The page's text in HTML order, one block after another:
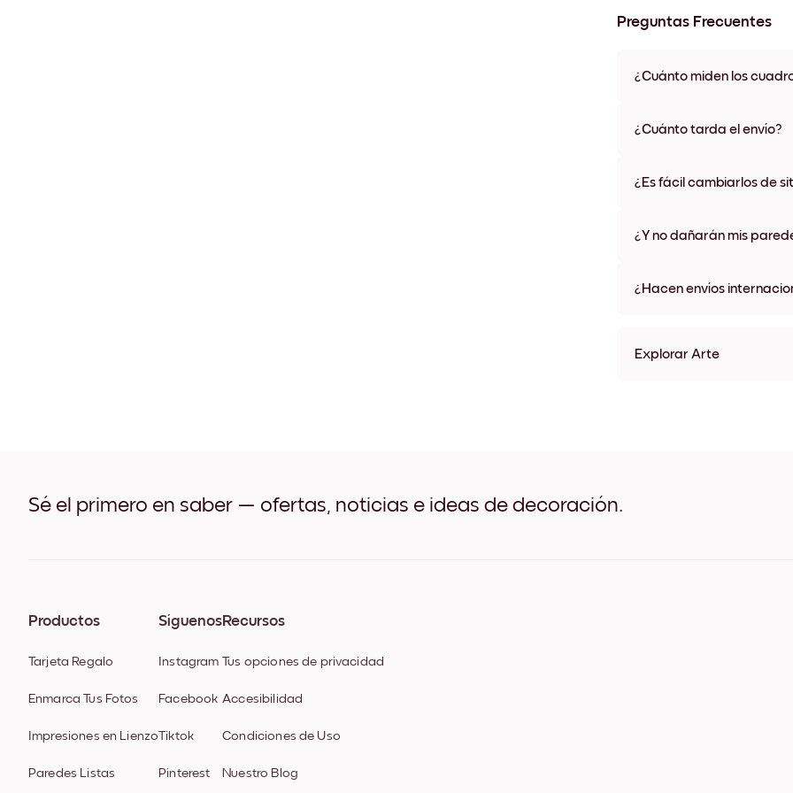
Preguntas Frecuentes
¿Cuánto miden los
materiales y colores de
¿Cuánto tarda el envío?
algunos países. Te
¿Es fácil cambiarlos de
¿Y no dañarán mis
¿Hacen envíos
Explorar Arte
Sé el primero en saber — ofertas, noticias e ideas de decoración.
Productos
Tarjeta Regalo
Enmarca Tus Fotos
Impresiones en Lienzo
Paredes Listas
Síguenos
Instagram
Facebook
Tiktok
Pinterest
Recursos
Tus opciones de privacidad
Accesibilidad
Condiciones de Uso
Nuestro Blog